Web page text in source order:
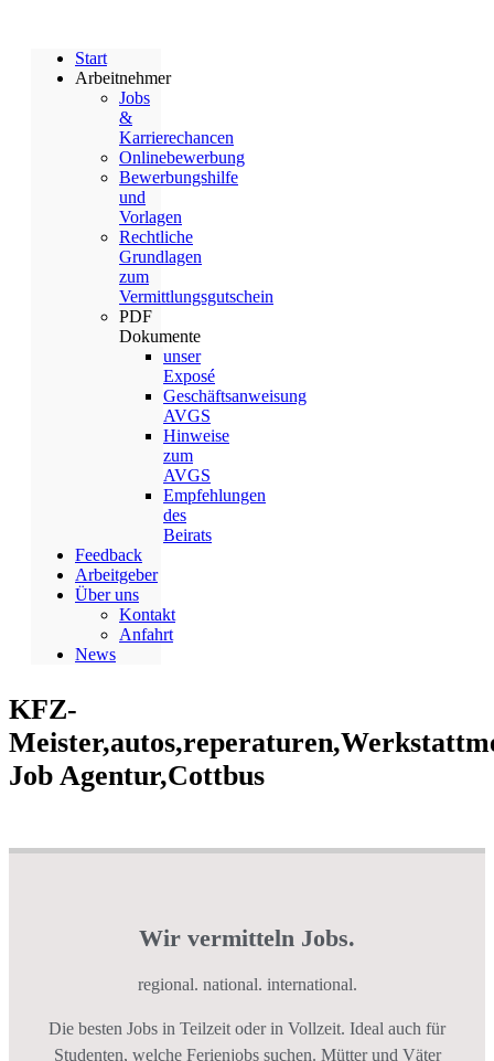
Start
Arbeitnehmer
Jobs
&
Karrierechancen
Onlinebewerbung
Bewerbungshilfe
und
Vorlagen
Rechtliche
Grundlagen
zum
Vermittlungsgutschein
PDF
Dokumente
unser
Exposé
Geschäftsanweisung
AVGS
Hinweise
zum
AVGS
Empfehlungen
des
Beirats
Feedback
Arbeitgeber
Über uns
Kontakt
Anfahrt
News
KFZ-
Job Agentur,Cottbus
Wir vermitteln Jobs.
regional. national. international.
Die besten Jobs in Teilzeit oder in Vollzeit. Ideal auch für
Studenten, welche Ferienjobs suchen. Mütter und Väter